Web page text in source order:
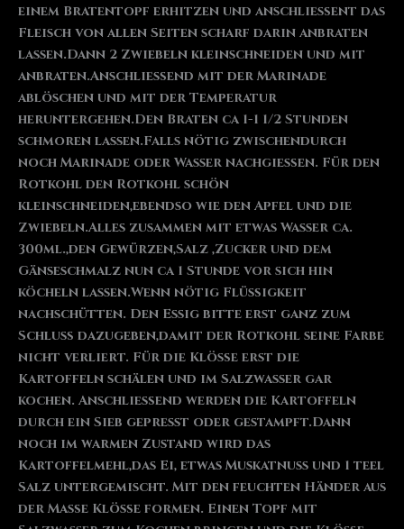
einem Bratentopf erhitzen und anschließent das
Fleisch von allen Seiten scharf darin anbraten
lassen.Dann 2 Zwiebeln kleinschneiden und mit
anbraten.Anschließend mit der Marinade
ablöschen und mit der Temperatur
heruntergehen.Den Braten ca 1-1 1/2 Stunden
schmoren lassen.Falls nötig zwischendurch
noch Marinade oder Wasser nachgießen. Für den
Rotkohl den Rotkohl schön
kleinschneiden,ebendso wie den Apfel und die
Zwiebeln.Alles zusammen mit etwas Wasser ca.
300ml.,den Gewürzen,Salz ,Zucker und dem
Gänseschmalz nun ca 1 Stunde vor sich hin
köcheln lassen.Wenn nötig Flüßigkeit
nachschütten. Den Essig bitte erst ganz zum
Schluß dazugeben,damit der Rotkohl seine Farbe
nicht verliert. Für die Klöße erst die
Kartoffeln schälen und im Salzwasser gar
kochen. Anschließend werden die Kartoffeln
durch ein Sieb gepresst oder gestampft.Dann
noch im warmen Zustand wird das
Kartoffelmehl,das Ei, etwas Muskatnuss und 1 teel
Salz untergemischt. Mit den feuchten Händer aus
der Maße Klöße formen. Einen Topf mit